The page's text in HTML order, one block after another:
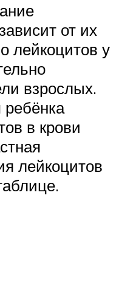
от их
лейкоцитов у
взрослых.
в крови
лейкоцитов